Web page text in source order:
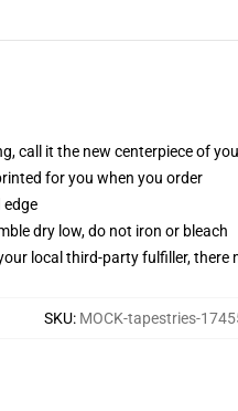
call it the new centerpiece of
for you when you order
edge
dry low, do not iron or bleach
local third-party fulfiller,
SKU: MOCK-tapestries-